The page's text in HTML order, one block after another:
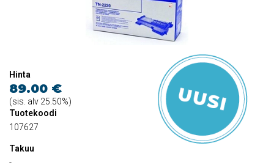
Hinta
89.00 €
(sis. alv 25.50%)
Tuotekoodi
107627
Takuu
-